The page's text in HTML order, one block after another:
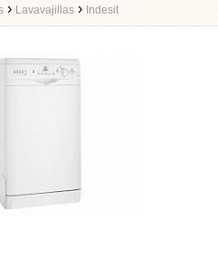
› Lavavajillas › Indesit